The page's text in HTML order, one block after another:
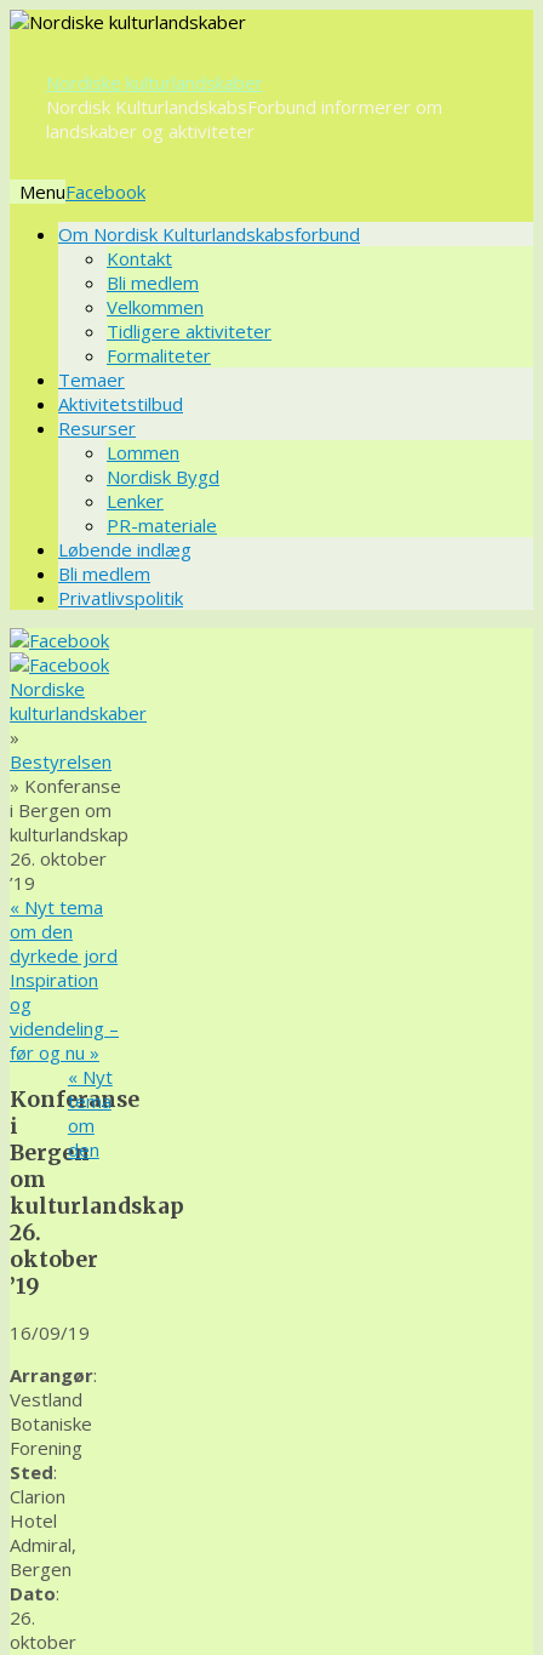
Nordiske kulturlandskaber
Nordisk KulturlandskabsForbund informerer om
landskaber og aktiviteter
Menu
VidereOm Nordisk Kulturlandskabsforbund
Kontakt
Bli medlem
Velkommen
Tidligere aktiviteter
Formaliteter
Temaer
Aktivitetstilbud
Resurser
Lommen
Nordisk Bygd
Lenker
PR-materiale
Løbende indlæg
Bli medlem
Privatlivspolitik
Nordiske
kulturlandskaber
»
Bestyrelsen
» Konferanse
i Bergen om
kulturlandskap
26. oktober
’19
« Nyt tema
om den
dyrkede jord
Inspiration
og
videndeling –
før og nu »
Konferanse
i
Bergen
om
kulturlandskap
26.
oktober
’19
16/09/19
Arrangør:
Vestland
Botaniske
Forening
Sted:
Clarion
Hotel
Admiral,
Bergen
Dato:
26.
oktober
«Nyt
tema
om
den